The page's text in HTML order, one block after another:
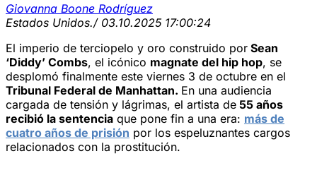
Giovanna Boone Rodríguez
Estados Unidos./ 03.10.2025 17:00:24
El imperio de terciopelo y oro construido por Sean
‘Diddy’ Combs, el icónico magnate del hip hop, se
desplomó finalmente este viernes 3 de octubre en el
Tribunal Federal de Manhattan. En una audiencia
cargada de tensión y lágrimas, el artista de 55 años
recibió la sentencia que pone fin a una era: más de
cuatro años de prisión por los espeluznantes cargos
relacionados con la prostitución.